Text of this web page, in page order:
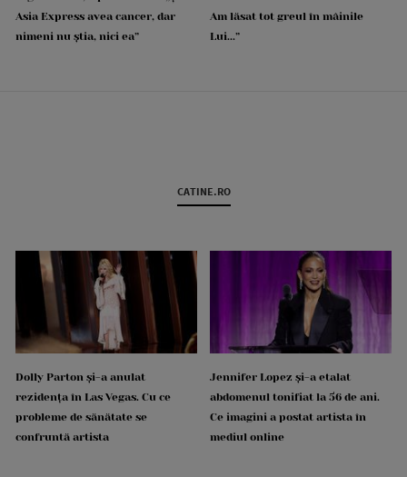
Asia Express avea cancer, dar
nimeni nu știa, nici ea”
Am lăsat tot greul în mâinile
Lui...”
CATINE.RO
Dolly Parton și-a anulat
rezidența în Las Vegas. Cu ce
probleme de sănătate se
confruntă artista
Jennifer Lopez și-a etalat
abdomenul tonifiat la 56 de ani.
Ce imagini a postat artista în
mediul online